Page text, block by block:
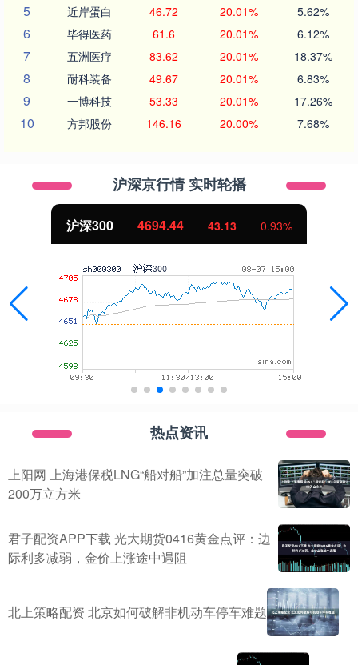
5 近岸蛋白 46.72 20.01% 5.62%
6 毕得医药 61.6 20.01% 6.12%
7 五洲医疗 83.62 20.01% 18.37%
8 耐科装备 49.67 20.01% 6.83%
9 一博科技 53.33 20.01% 17.26%
10 方邦股份 146.16 20.00% 7.68%
沪深京行情 实时轮播
沪深300 4694.44 43.13 0.93%
热点资讯
上阳网 上海港保税LNG“船对船”加注总量突破
200万立方米
君子配资APP下载 光大期货0416黄金点评：边
际利多减弱，金价上涨途中遇阻
北上策略配资 北京如何破解非机动车停车难题